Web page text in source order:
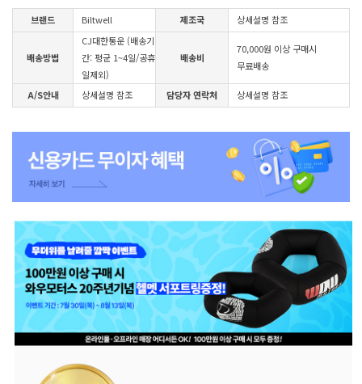
브랜드 Biltwell 제조국 상세설명 참조
배송방법
CJ대한통운 (배송기
간: 평균 1~4일/공휴
일제외)
배송비
70,000원 이상 구매시
무료배송
A/S안내 상세설명 참조 담당자 연락처 상세설명 참조